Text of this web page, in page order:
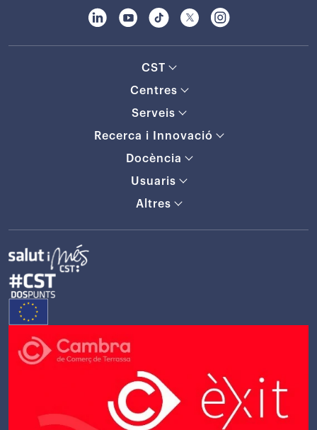
CST
Centres
Serveis
Recerca i Innovació
Docència
Usuaris
Altres